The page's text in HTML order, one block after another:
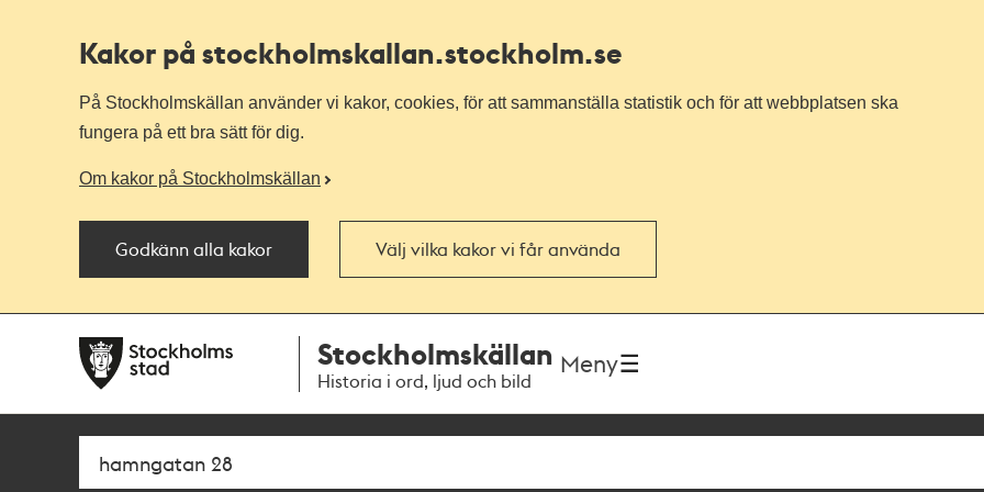
Kakor på stockholmskallan.stockholm.se
På Stockholmskällan använder vi kakor, cookies, för att sammanställa statistik och för att webbplatsen ska
fungera på ett bra sätt för dig.
Om kakor på Stockholmskällan
Godkänn alla kakor Välj vilka kakor vi får använda
navigationen
huvudinnehållet
Stockholmskällan
Historia i ord, ljud och bild
Meny
Sök